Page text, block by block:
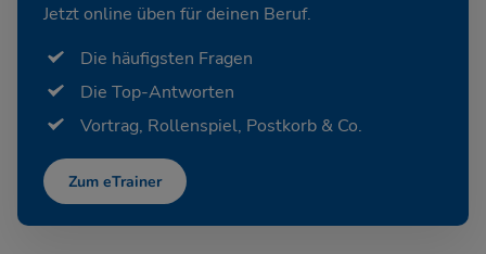
Jetzt online üben für deinen Beruf.
Die häufigsten Fragen
Die Top-Antworten
Vortrag, Rollenspiel, Postkorb & Co.
Zum eTrainer